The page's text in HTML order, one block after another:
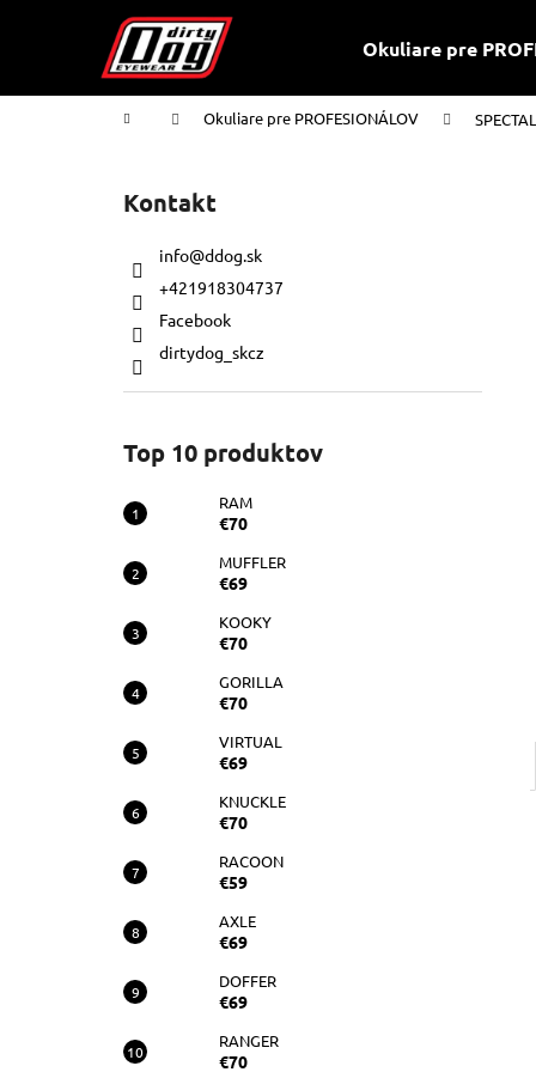
Okuliare pre
Domov Okuliare pre PROFESIONÁLOV SPECTAL
Kontakt
info@ddog.sk
+421918304737
Facebook
dirtydog_skcz
Top 10 produktov
RAM
€70
MUFFLER
€69
KOOKY
€70
GORILLA
€70
VIRTUAL
€69
KNUCKLE
€70
RACOON
€59
AXLE
€69
DOFFER
€69
RANGER
€70
í
Späť
do
Späť
do
€70